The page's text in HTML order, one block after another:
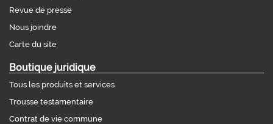
Revue de presse
Nous joindre
Carte du site
Boutique juridique
Tous les produits et services
Trousse testamentaire
Contrat de vie commune